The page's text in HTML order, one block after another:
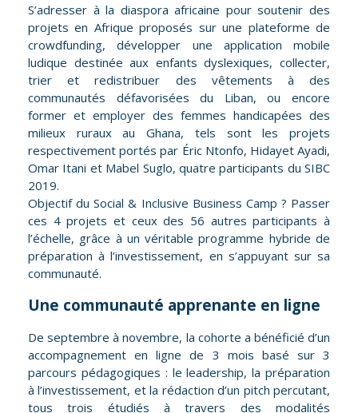
S’adresser à la diaspora africaine pour soutenir des
projets en Afrique proposés sur une plateforme de
crowdfunding, développer une application mobile
ludique destinée aux enfants dyslexiques, collecter,
trier et redistribuer des vêtements à des
communautés défavorisées du Liban, ou encore
former et employer des femmes handicapées des
milieux ruraux au Ghana, tels sont les projets
respectivement portés par Éric Ntonfo, Hidayet Ayadi,
Omar Itani et Mabel Suglo, quatre participants du SIBC
2019.
Objectif du Social & Inclusive Business Camp ? Passer
ces 4 projets et ceux des 56 autres participants à
l’échelle, grâce à un véritable programme hybride de
préparation à l’investissement, en s’appuyant sur sa
communauté.
Une communauté apprenante en ligne
De septembre à novembre, la cohorte a bénéficié d’un
accompagnement en ligne de 3 mois basé sur 3
parcours pédagogiques : le leadership, la préparation
à l’investissement, et la rédaction d’un pitch percutant,
tous trois étudiés à travers des modalités